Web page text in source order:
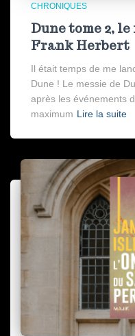
CHRONIQUES
Dune tome 2, le
Frank Herbert
Il était temps de me
Dune ! Le messie de
après les événements
maximum Lire la suite